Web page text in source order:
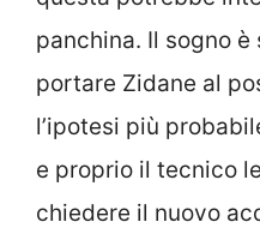
panchina. Il sogno
portare Zidane al
l’ipotesi più
e proprio il tecnico
chiedere il nuovo